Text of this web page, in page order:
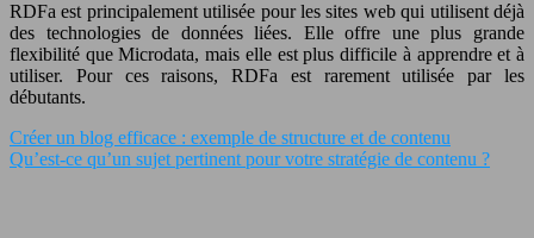
RDFa est principalement utilisée pour les sites web qui utilisent déjà
des technologies de données liées. Elle offre une plus grande
flexibilité que Microdata, mais elle est plus difficile à apprendre et à
utiliser. Pour ces raisons, RDFa est rarement utilisée par les
débutants.
Créer un blog efficace : exemple de structure et de contenu
Qu’est-ce qu’un sujet pertinent pour votre stratégie de contenu ?